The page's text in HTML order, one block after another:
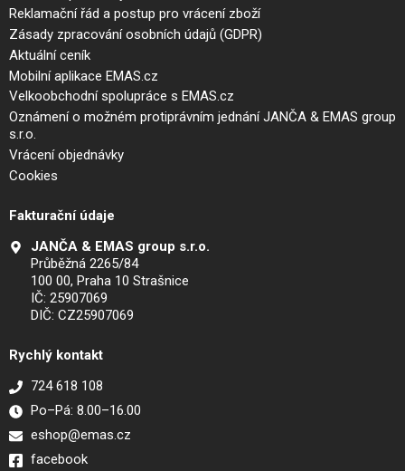
Reklamační řád a postup pro vrácení zboží
Zásady zpracování osobních údajů (GDPR)
Aktuální ceník
Mobilní aplikace EMAS.cz
Velkoobchodní spolupráce s EMAS.cz
Oznámení o možném protiprávním jednání JANČA & EMAS group
s.r.o.
Vrácení objednávky
Cookies
Fakturační údaje
JANČA & EMAS group s.r.o.
Průběžná 2265/84
100 00, Praha 10 Strašnice
IČ: 25907069
DIČ: CZ25907069
Rychlý kontakt
724 618 108
Po–Pá: 8.00–16.00
eshop@emas.cz
facebook